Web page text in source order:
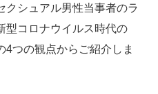
クシュアル男性当事者のラ
型コロナウイルス時代の
4つの観点からご紹介しま